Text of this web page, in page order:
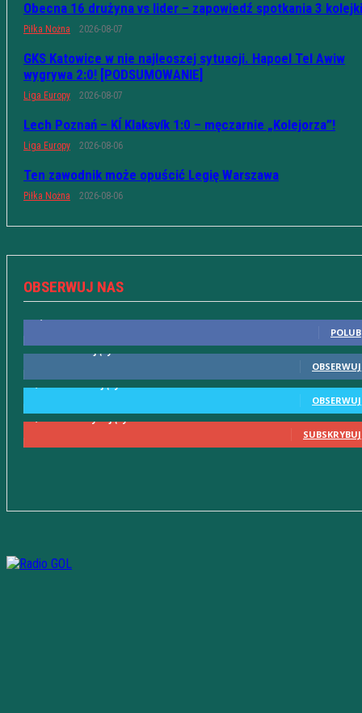
Obecna 16 drużyna vs lider – zapowiedź spotkania 3 kolejki
Piłka Nożna 2026-08-07
GKS Katowice w nie najleoszej sytuacji. Hapoel Tel Awiw
wygrywa 2:0! [PODSUMOWANIE]
Liga Europy 2026-08-07
Lech Poznań – KÍ Klaksvík 1:0 – męczarnie „Kolejorza”!
Liga Europy 2026-08-06
Ten zawodnik może opuścić Legię Warszawa
Piłka Nożna 2026-08-06
OBSERWUJ NAS
POLUB
615 Obserwujący
OBSERWUJ
2,580 Obserwujący
OBSERWUJ
2,230 Subskrybujący
SUBSKRYBUJ